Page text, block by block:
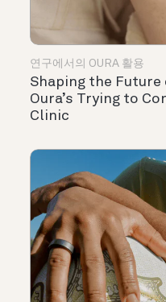
연구에서의 OURA 활용
Shaping the
Oura’s Trying to
Clinic